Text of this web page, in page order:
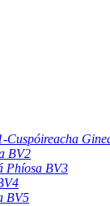
Cuspóireacha
BV2
Phíosa BV3
BV5